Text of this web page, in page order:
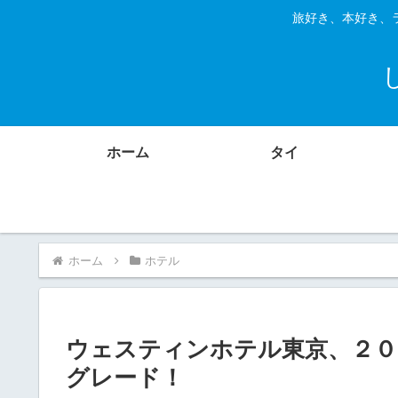
旅好き、本好き、
ホーム タイ
ホーム ホテル
ウェスティンホテル東京、２
グレード！